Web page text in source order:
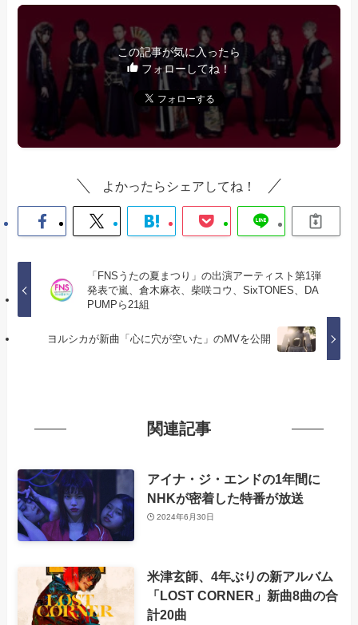
この記事が気に入ったら
フォローしてね！
よかったらシェアしてね！
「FNSうたの夏まつり」の出演アーティスト第1弾
発表で嵐、倉木麻衣、柴咲コウ、SixTONES、DA
PUMPら21組
ヨルシカが新曲「心に穴が空いた」のMVを公開
関連記事
アイナ・ジ・エンドの1年間に
NHKが密着した特番が放送
2024年6月30日
米津玄師、4年ぶりの新アルバム
「LOST CORNER」新曲8曲の合
計20曲